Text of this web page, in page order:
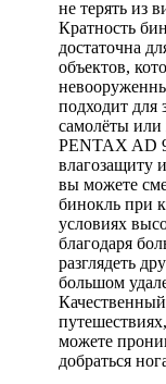
не терять из
Кратность
достаточна
объектов,
подходит для
самолёты или
PENTAX AD
влагозащиту
вы можете
бинокль при
условиях
благодаря
разглядеть
большом
можете
добраться